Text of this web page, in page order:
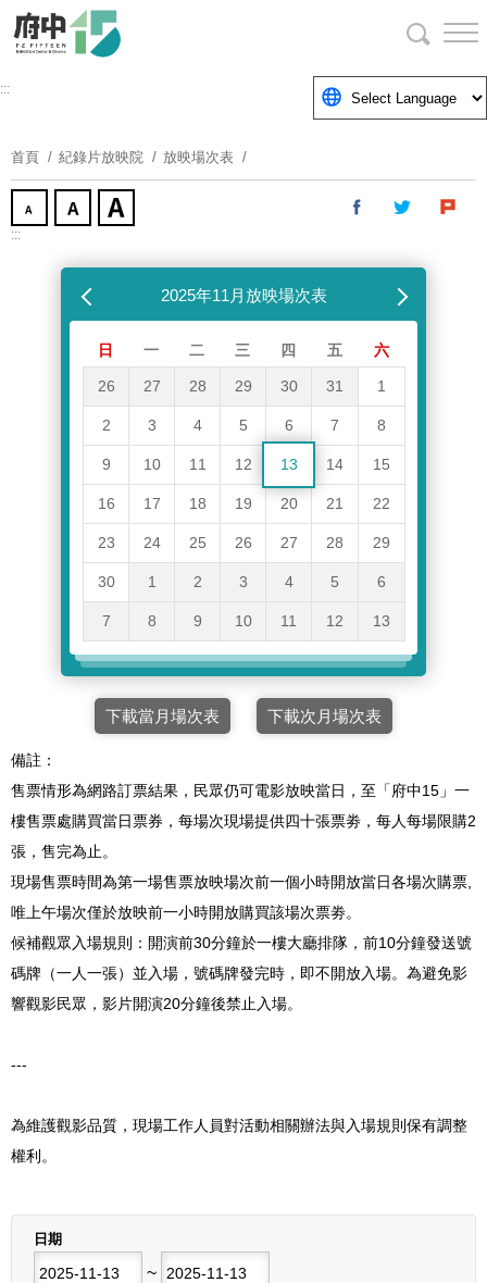
要
塊
:::
首頁 紀錄片放映院 放映場次表
:::
2025年11月放映場次表下個月
日 一 二 三 四 五 六
26 27 28 29 30 31 1
2 3 4 5 6 7 8
9 10 11 12 13 14 15
16 17 18 19 20 21 22
23 24 25 26 27 28 29
30 1 2 3 4 5 6
7 8 9 10 11 12 13
下載當月場次表 下載次月場次表
備註：
售票情形為網路訂票結果，民眾仍可電影放映當日，至「府中15」一
樓售票處購買當日票券，每場次現場提供四十張票劵，每人每場限購2
張，售完為止。
現場售票時間為第一場售票放映場次前一個小時開放當日各場次購票,
唯上午場次僅於放映前一小時開放購買該場次票劵。
候補觀眾入場規則：開演前30分鐘於一樓大廳排隊，前10分鐘發送號
碼牌（一人一張）並入場，號碼牌發完時，即不開放入場。為避免影
響觀影民眾，影片開演20分鐘後禁止入場。
---
為維護觀影品質，現場工作人員對活動相關辦法與入場規則保有調整
權利。
日期
~